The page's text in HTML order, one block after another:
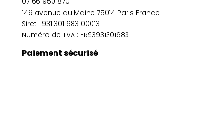
149 avenue du Maine 75014 Paris France
Siret : 931 301 683 00013
Numéro de TVA : FR93931301683
Paiement sécurisé